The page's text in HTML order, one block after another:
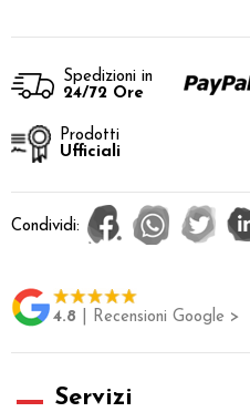
Spedizioni in
24/72 Ore
Prodotti
Ufficiali
Condividi:
4.8 | Recensioni Google >
Servizi